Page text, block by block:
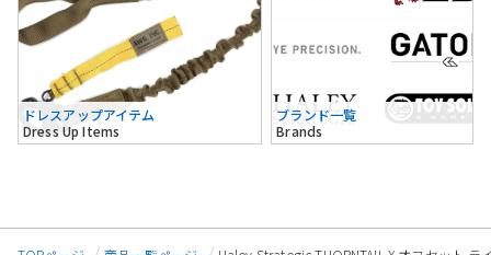
ドレスアップアイテム
Dress Up Items
ブランド一覧
Brands